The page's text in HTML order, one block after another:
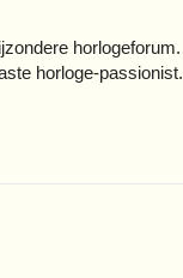
horlogeforum.
horloge-passionist.